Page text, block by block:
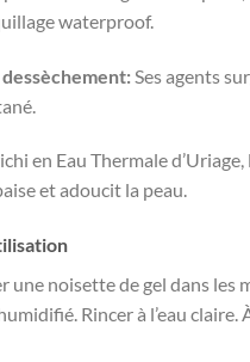
waterproof.
Ses agents
en Eau Thermale d’Uriage,
et adoucit la peau.
une noisette de gel dans les
Rincer à l’eau